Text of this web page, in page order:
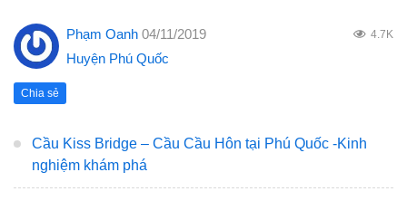
Phạm Oanh 04/11/2019 4.7K
Huyện Phú Quốc
Chia sẻ
Cầu Kiss Bridge – Cầu Cầu Hôn tại Phú Quốc -Kinh
nghiệm khám phá